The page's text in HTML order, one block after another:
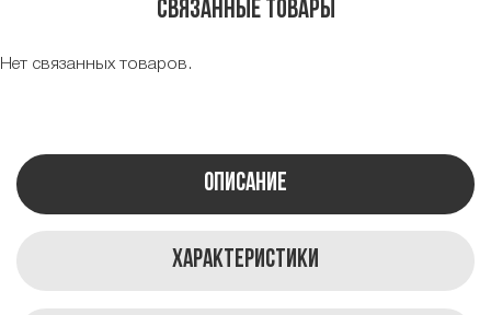
Связанные товары
Нет связанных товаров.
Описание
Характеристики